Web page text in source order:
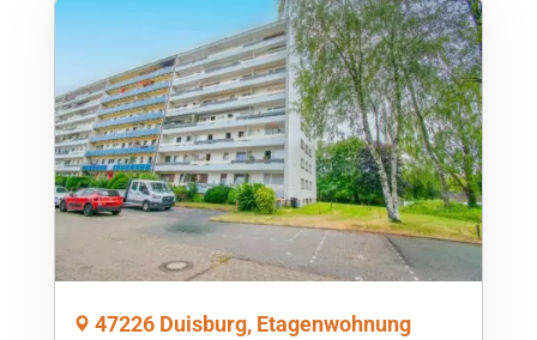
47226 Duisburg, Etagenwohnung